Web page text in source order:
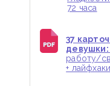
72 часа
37
девушки:
работу/
+ лайфхаки